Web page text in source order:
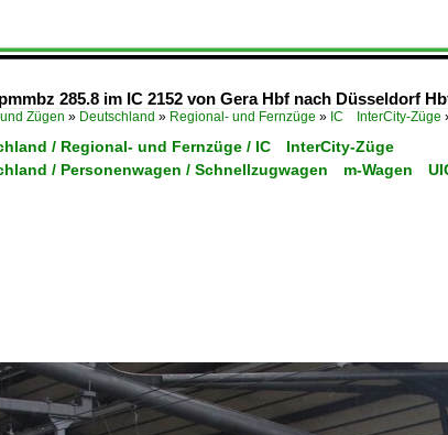
285.8 im IC 2152 von Gera Hbf nach Düsseldorf
Zügen » Deutschland » Regional- und Fernzüge » IC InterCity-Züge
/ Regional- und Fernzüge / IC InterCity-Züge
/ Personenwagen / Schnellzugwagen m-Wagen